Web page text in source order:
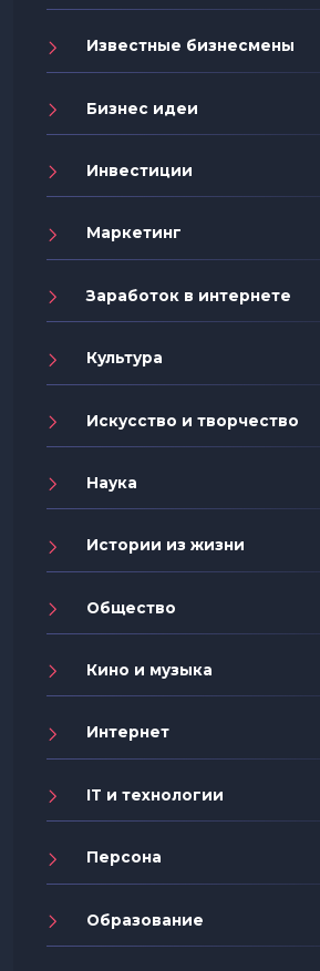
Известные бизнесмены
Бизнес идеи
Инвестиции
Маркетинг
Заработок в интернете
Культура
Искусство и творчество
Наука
Истории из жизни
Общество
Кино и музыка
Интернет
IT и технологии
Персона
Образование